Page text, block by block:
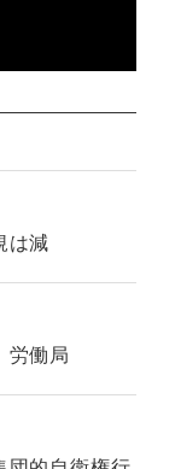
減
働局